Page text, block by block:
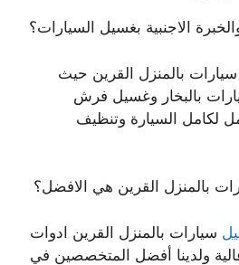
الاجنبية بغسيل السيارات؟
بالمنزل القرين حيث
بالبخار وغسيل فرش
لكامل السيارة وتنظيف
بالمنزل القرين هي الافضل؟
سيارات بالمنزل القرين ادوات
ولدينا أفضل المتخصصين في